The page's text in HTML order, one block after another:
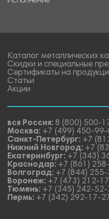
Каталог металлических
Скидки и специальные
Сертификаты на
Статьи
Акции
вся Россия: 8 (800) 500-
Москва: +7 (499) 450-99-
Санкт-Петербург: +7
Нижний Новгород: +7
Екатеринбург: +7 (343)
Краснодар: +7 (861)
Волгоград: +7 (844)
Воронеж: +7 (473) 212-
Тюмень: +7 (345) 242-52-
Пермь: +7 (342) 292-17-